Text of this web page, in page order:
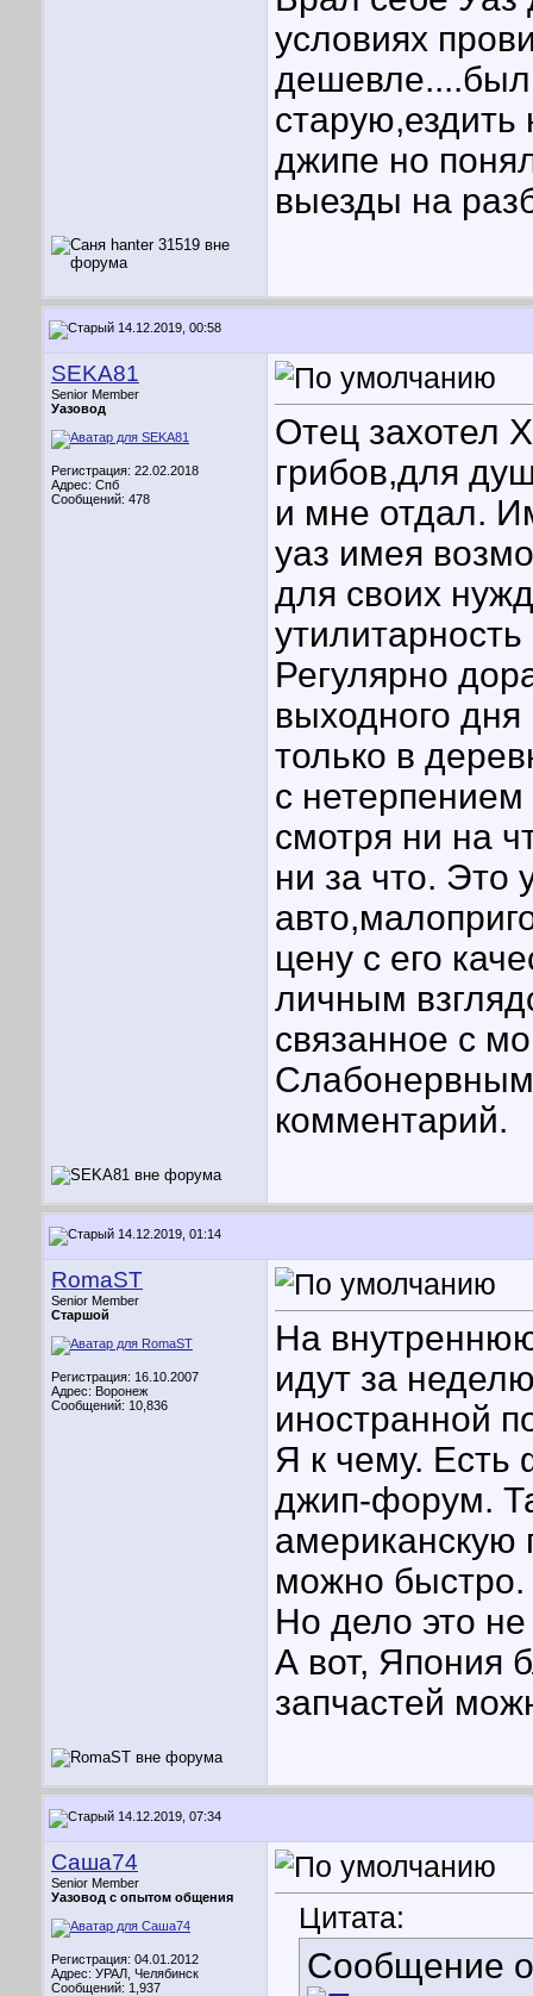
условиях
джипе но
выезды на
14.12.2019, 00:58
SEKA81
Senior Member
Уазовод
Регистрация: 22.02.2018
Адрес: Спб
Сообщений: 478
Отец захотел
грибов,для
и мне отдал.
уаз имея
для своих
Регулярно
выходного
только в
с
смотря ни на
ни за что. Это
цену с его
личным
связанное с
комментарий.
14.12.2019, 01:14
RomaST
Senior Member
Старшой
Регистрация: 16.10.2007
Адрес: Воронеж
Сообщений: 10,836
На
идут за
иностранной
Я к чему.
джип-форум.
американскую
можно быстро.
Но дело это
А вот, Япония
запчастей
14.12.2019, 07:34
Саша74
Senior Member
Уазовод с опытом общения
Регистрация: 04.01.2012
Адрес: УРАЛ, Челябинск
Сообщений: 1,937
Цитата:
Сообщение